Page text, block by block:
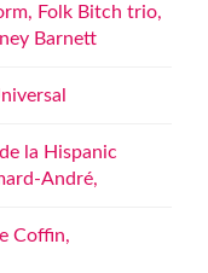
Folk Bitch trio,
Barnett
la Hispanic
André,
Coffin,